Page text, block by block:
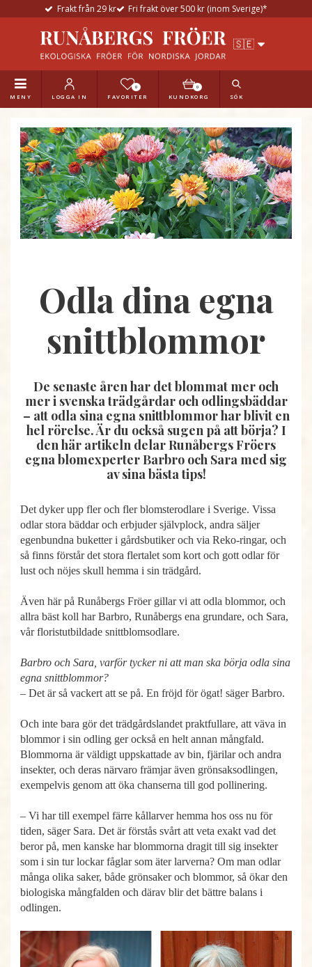
Frakt från 29 kr Fri frakt över 500 kr (inom Sverige)*
MENY LOGGA IN
0
FAVORITER
0
KUNDKORG SÖK
Odla dina egna
snittblommor
De senaste åren har det blommat mer och
mer i svenska trädgårdar och odlingsbäddar
– att odla sina egna snittblommor har blivit en
hel rörelse. Är du också sugen på att börja? I
den här artikeln delar Runåbergs Fröers
egna blomexperter Barbro och Sara med sig
av sina bästa tips!
Det dyker upp fler och fler blomsterodlare i Sverige. Vissa
odlar stora bäddar och erbjuder självplock, andra säljer
egenbundna buketter i gårdsbutiker och via Reko-ringar, och
så finns förstår det stora flertalet som kort och gott odlar för
lust och nöjes skull hemma i sin trädgård.
Även här på Runåbergs Fröer gillar vi att odla blommor, och
allra bäst koll har Barbro, Runåbergs ena grundare, och Sara,
vår floristutbildade snittblomsodlare.
Barbro och Sara, varför tycker ni att man ska börja odla sina
egna snittblommor?
– Det är så vackert att se på. En fröjd för ögat! säger Barbro.
Och inte bara gör det trädgårdslandet praktfullare, att väva in
blommor i sin odling ger också en helt annan mångfald.
Blommorna är väldigt uppskattade av bin, fjärilar och andra
insekter, och deras närvaro främjar även grönsaksodlingen,
exempelvis genom att öka chanserna till god pollinering.
– Vi har till exempel färre kållarver hemma hos oss nu för
tiden, säger Sara. Det är förstås svårt att veta exakt vad det
beror på, men kanske har blommorna dragit till sig insekter
som i sin tur lockar fåglar som äter larverna? Om man odlar
många olika saker, både grönsaker och blommor, så ökar den
biologiska mångfalden och därav blir det bättre balans i
odlingen.